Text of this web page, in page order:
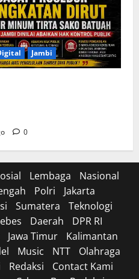
Jambi
0
Lembaga
Nasional
Polri
Jakarta
Sumatera
Teknologi
Daerah
DPR RI
Jawa Timur
Kalimantan
Music NTT
Olahraga
Redaksi
Contact Kami